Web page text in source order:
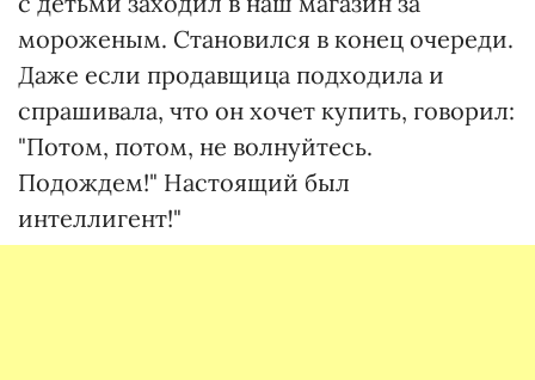
мороженым. Становился в конец очереди.
Даже если продавщица подходила и
спрашивала, что он хочет купить, говорил:
"Потом, потом, не волнуйтесь.
Подождем!" Настоящий был
интеллигент!"